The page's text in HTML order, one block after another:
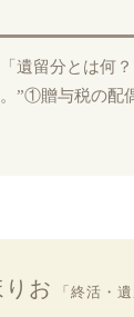
遺留分とは何
”①贈与税の
りお 「終活・